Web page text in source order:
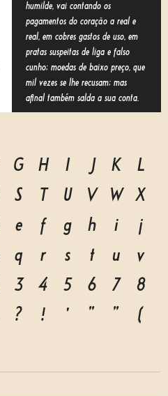
humilde, vai contando os
pagamentos do coração a real e
real, em cobres gastos de uso, em
pratas suspeitas de liga e falso
cunho; moedas de baixo preço, que
mil vezes se lhe recusam; mas
afinal também salda a sua conta.
G H I J K
L
S T U V W X
e f g h i
j
q r s t u
v
3 4 5 6 7
8
? ! ' " "
(